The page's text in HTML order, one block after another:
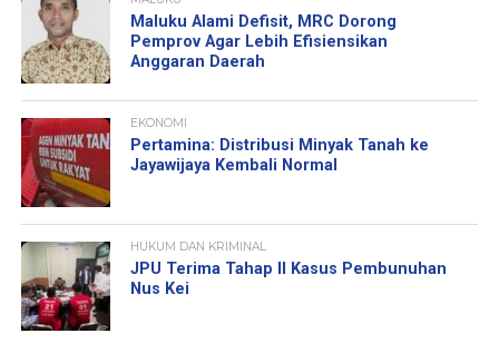
Maluku Alami Defisit, MRC Dorong
Pemprov Agar Lebih Efisiensikan
Anggaran Daerah
EKONOMI
Pertamina: Distribusi Minyak Tanah ke
Jayawijaya Kembali Normal
HUKUM DAN KRIMINAL
JPU Terima Tahap II Kasus Pembunuhan
Nus Kei